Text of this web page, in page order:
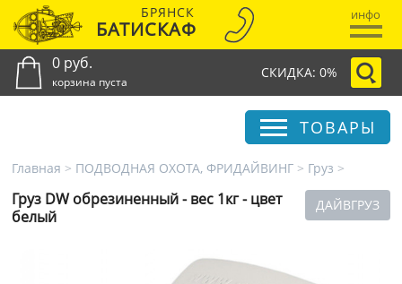
БРЯНСК
БАТИСКАФ
инфо
0 руб.
корзина пуста
СКИДКА: 0%
ТОВАРЫ
Главная > ПОДВОДНАЯ ОХОТА, ФРИДАЙВИНГ > Груз >
ДАЙВГРУЗ
Груз DW обрезиненный - вес 1кг - цвет
белый